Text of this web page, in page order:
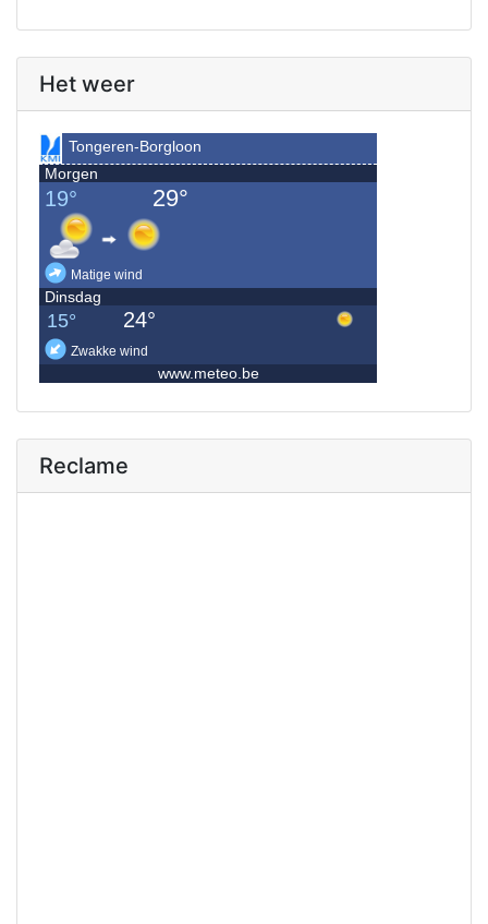
Het weer
Reclame